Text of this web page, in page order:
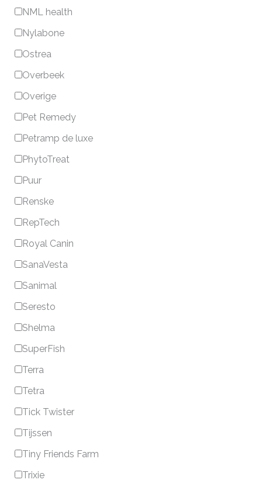
NML health
Nylabone
Ostrea
Overbeek
Overige
Pet Remedy
Petramp de luxe
PhytoTreat
Puur
Renske
RepTech
Royal Canin
SanaVesta
Sanimal
Seresto
Shelma
SuperFish
Terra
Tetra
Tick Twister
Tijssen
Tiny Friends Farm
Trixie